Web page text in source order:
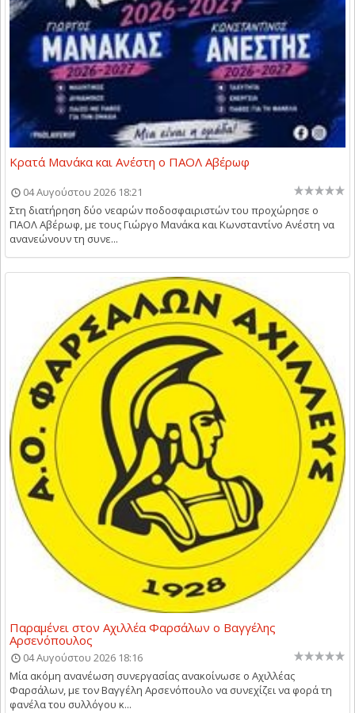
Κρατά Μανάκα και Ανέστη ο ΠΑΟΛ Αβέρωφ
04 Αυγούστου 2026 18:21
Στη διατήρηση δύο νεαρών ποδοσφαιριστών του προχώρησε ο
ΠΑΟΛ Αβέρωφ, με τους Γιώργο Μανάκα και Κωνσταντίνο Ανέστη να
ανανεώνουν τη συνε...
Παραμένει στον Αχιλλέα Φαρσάλων ο Βαγγέλης
Αρσενόπουλος
04 Αυγούστου 2026 18:16
Μία ακόμη ανανέωση συνεργασίας ανακοίνωσε ο Αχιλλέας
Φαρσάλων, με τον Βαγγέλη Αρσενόπουλο να συνεχίζει να φορά τη
φανέλα του συλλόγου κ...